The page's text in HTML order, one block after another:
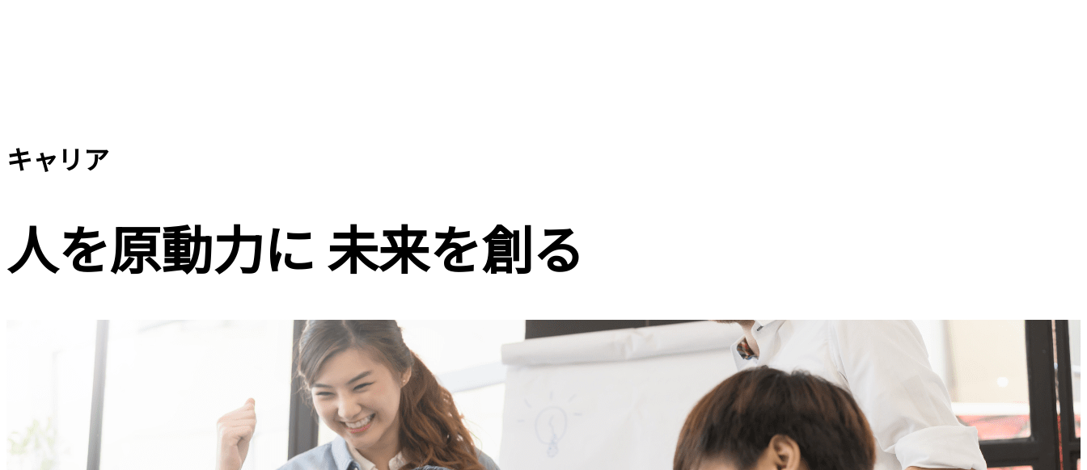
キャリア
人を原動力に 未来を創る